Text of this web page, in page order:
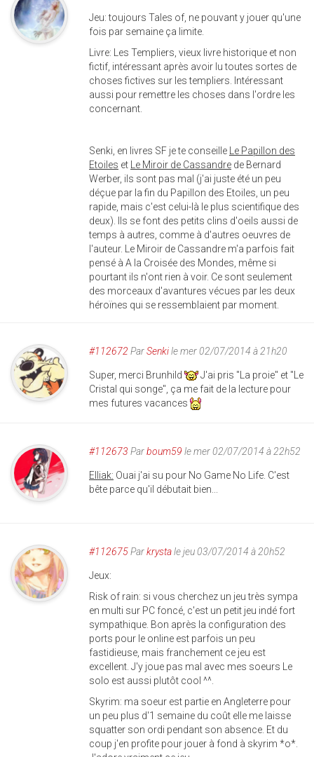
Jeu: toujours Tales of, ne pouvant y jouer qu'une
fois par semaine ça limite.
Livre: Les Templiers, vieux livre historique et non
fictif, intéressant après avoir lu toutes sortes de
choses fictives sur les templiers. Intéressant
aussi pour remettre les choses dans l'ordre les
concernant.
Senki, en livres SF je te conseille Le Papillon des
Etoiles et Le Miroir de Cassandre de Bernard
Werber, ils sont pas mal (j'ai juste été un peu
déçue par la fin du Papillon des Etoiles, un peu
rapide, mais c'est celui-là le plus scientifique des
deux). Ils se font des petits clins d'oeils aussi de
temps à autres, comme à d'autres oeuvres de
l'auteur. Le Miroir de Cassandre m'a parfois fait
pensé à A la Croisée des Mondes, même si
pourtant ils n'ont rien à voir. Ce sont seulement
des morceaux d'avantures vécues par les deux
héroïnes qui se ressemblaient par moment.
#112672 ParSenkile mer 02/07/2014 à 21h20
Super, merci Brunhild
J'ai pris "La proie" et "Le
Cristal qui songe", ça me fait de la lecture pour
mes futures vacances
#112673 Parboum59 le mer 02/07/2014 à 22h52
Elliak: Ouai j'ai su pour No Game No Life. C'est
bête parce qu'il débutait bien...
#112675Parkrystale jeu 03/07/2014 à 20h52
Jeux:
Risk of rain: si vous cherchez un jeu très sympa
en multi sur PC foncé, c'est un petit jeu indé fort
sympathique. Bon après la configuration des
ports pour le online est parfois un peu
fastidieuse, mais franchement ce jeu est
excellent. J'y joue pas mal avec mes soeurs Le
solo est aussi plutôt cool ^^.
Skyrim: ma soeur est partie en Angleterre pour
un peu plus d'1 semaine du coût elle me laisse
squatter son ordi pendant son absence. Et du
coup j'en profite pour jouer à fond à skyrim *o*.